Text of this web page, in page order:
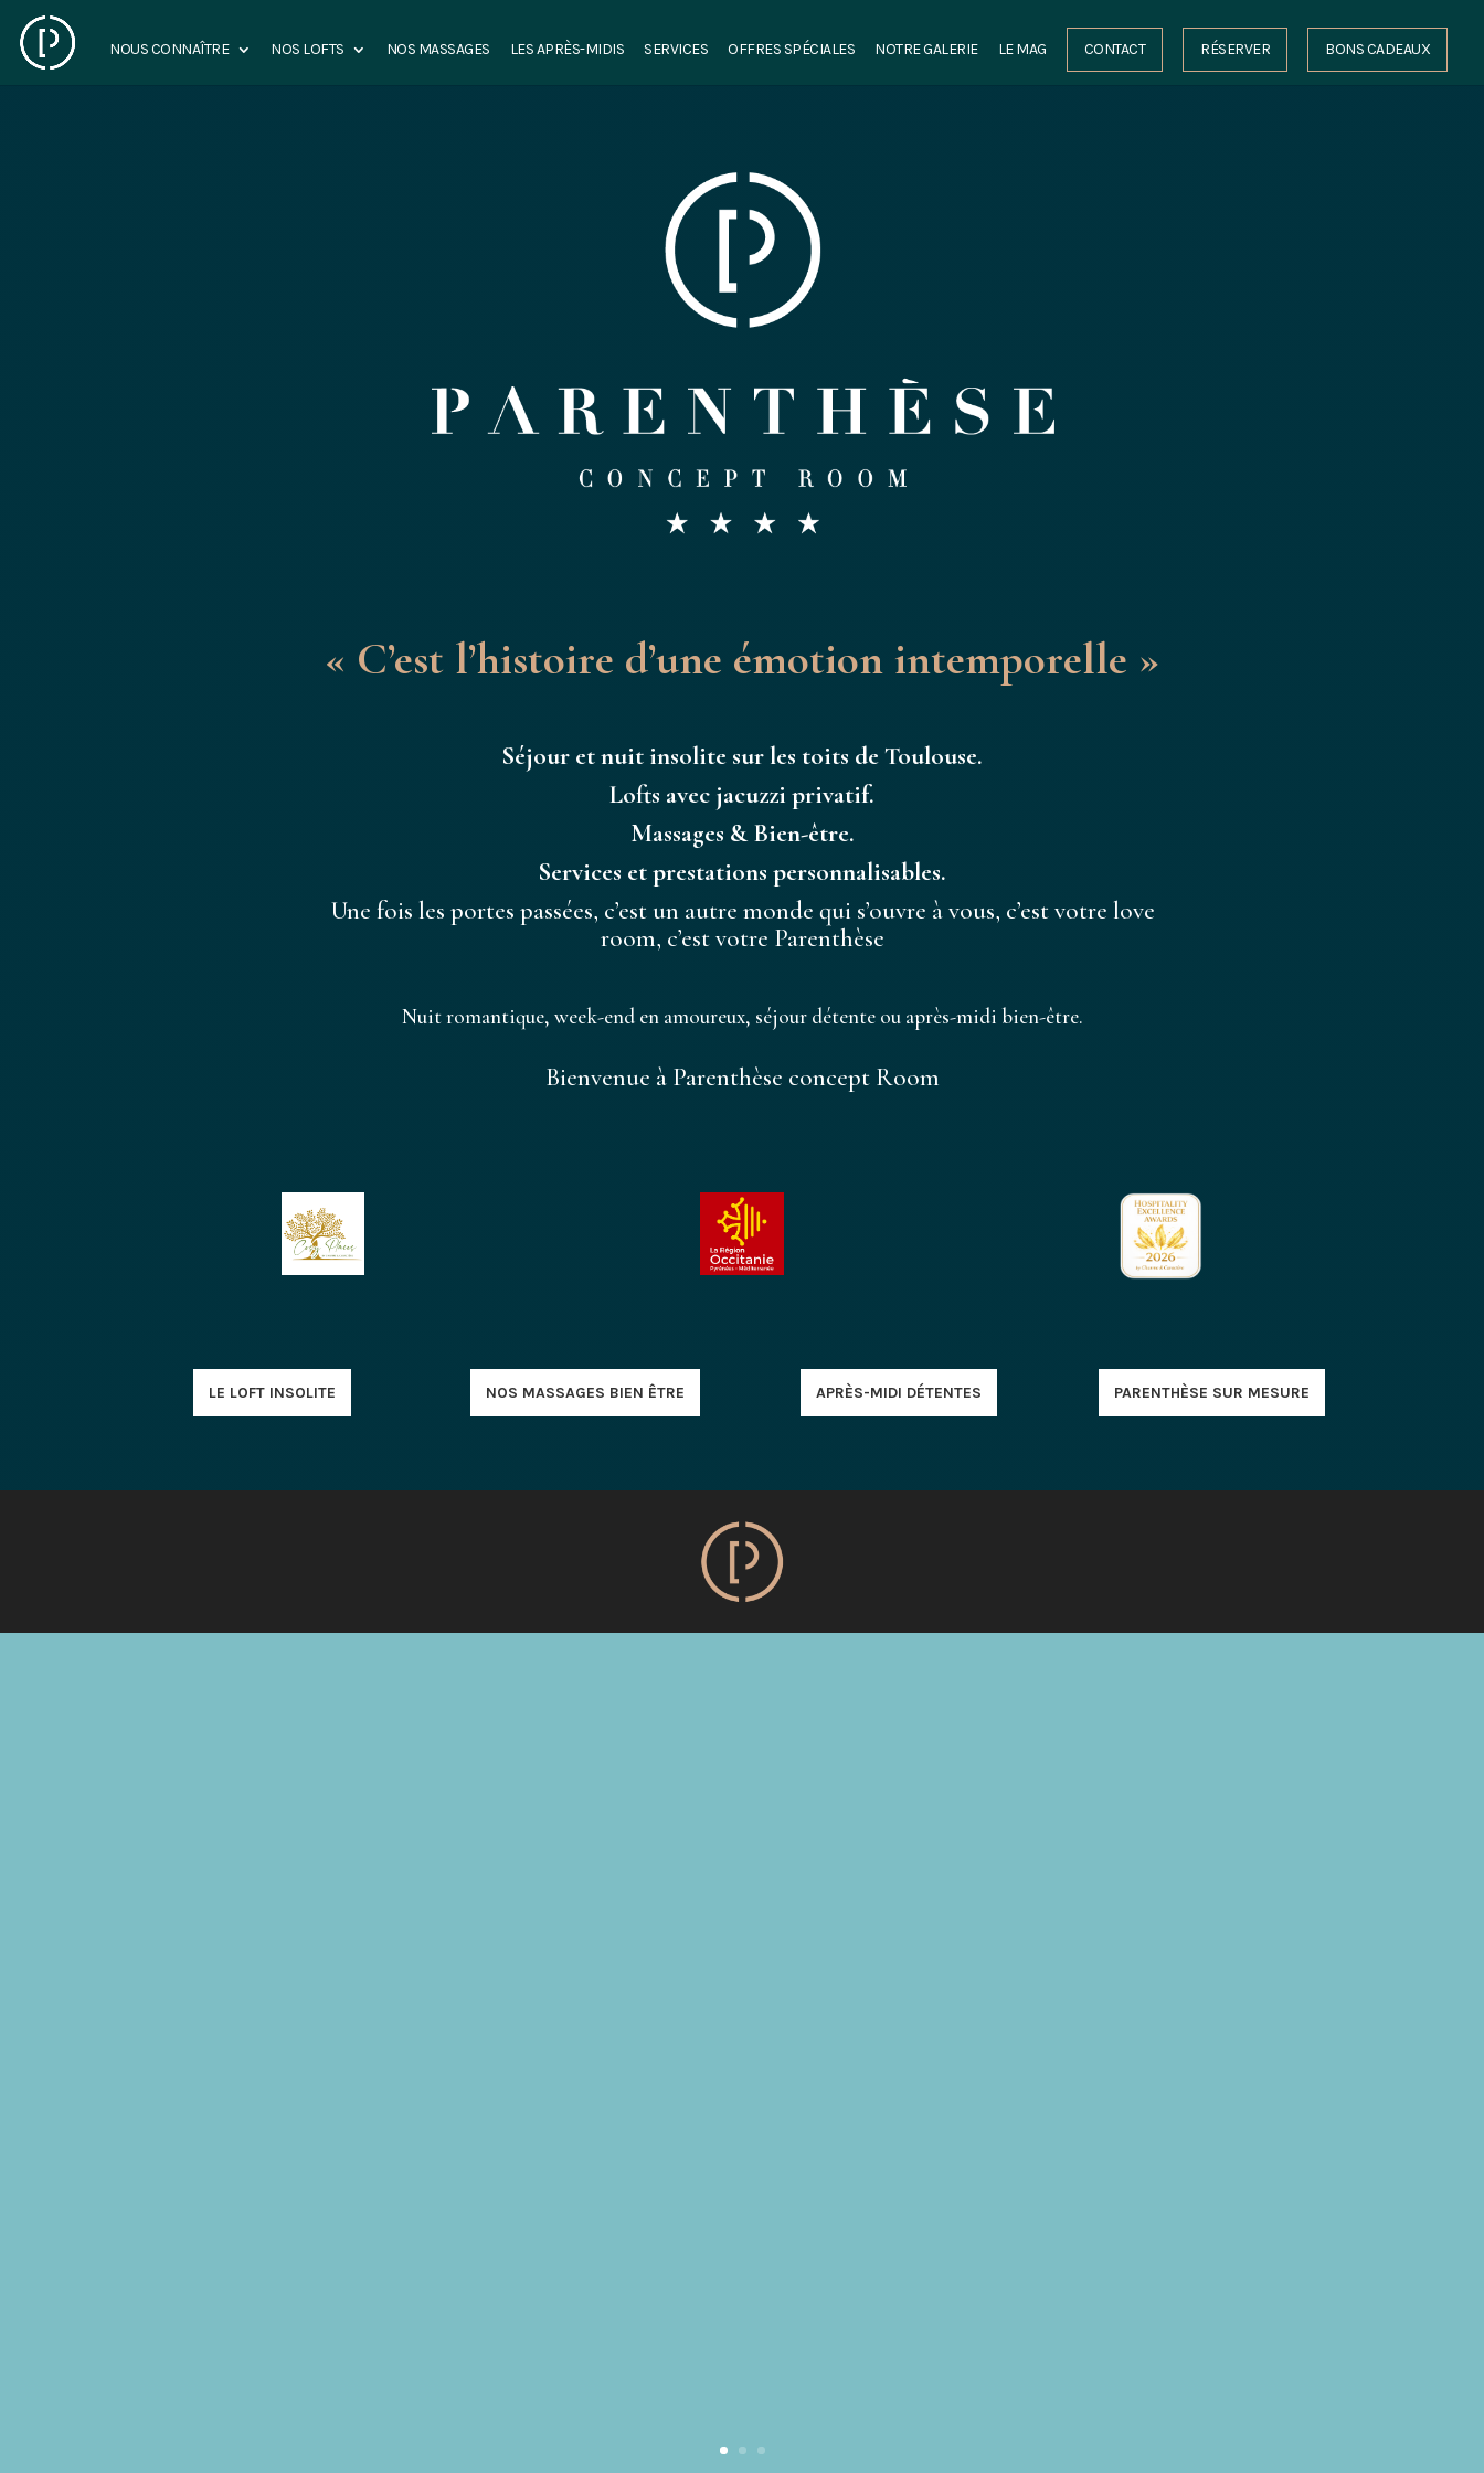
NOUS CONNAÎTRE NOS LOFTS NOS MASSAGES LES APRÈS-MIDIS SERVICES OFFRES SPÉCIALES NOTRE GALERIE LE MAG CONTACT RÉSERVER BONS CADEAUX
« C’est l’histoire d’une émotion intemporelle »
Séjour et nuit insolite sur les toits de Toulouse.
Lofts avec jacuzzi privatif.
Massages & Bien-être.
Services et prestations personnalisables.
Une fois les portes passées, c’est un autre monde qui s’ouvre à vous, c’est votre love
room, c’est votre Parenthèse
Nuit romantique, week-end en amoureux, séjour détente ou après-midi bien-être.
Bienvenue à Parenthèse concept Room
LE LOFT INSOLITE NOS MASSAGES BIEN ÊTRE APRÈS-MIDI DÉTENTES PARENTHÈSE SUR MESURE